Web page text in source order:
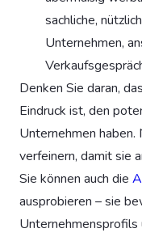
sachliche,
Unternehmen,
Denken Sie daran,
Eindruck ist, den
Unternehmen haben.
verfeinern, damit sie
Sie können auch die
ausprobieren – sie